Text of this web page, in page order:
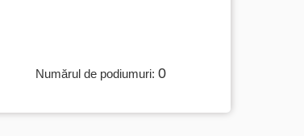
Numărul de podiumuri:0